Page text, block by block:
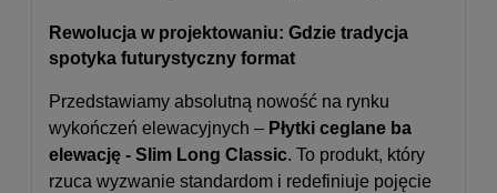
Rewolucja w projektowaniu: Gdzie tradycja
spotyka futurystyczny format
Przedstawiamy absolutną nowość na rynku
wykończeń elewacyjnych – Płytki ceglane ba
elewację - Slim Long Classic. To produkt, który
rzuca wyzwanie standardom i redefiniuje pojęcie